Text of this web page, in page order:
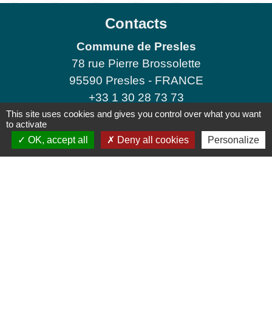
Contacts
Commune de Presles
78 rue Pierre Brossolette
95590 Presles - FRANCE
+33 1 30 28 73 73
Contact par formulaire
This site uses cookies and gives you control over what you want
to activate
OK, accept all
Deny all cookies Personalize